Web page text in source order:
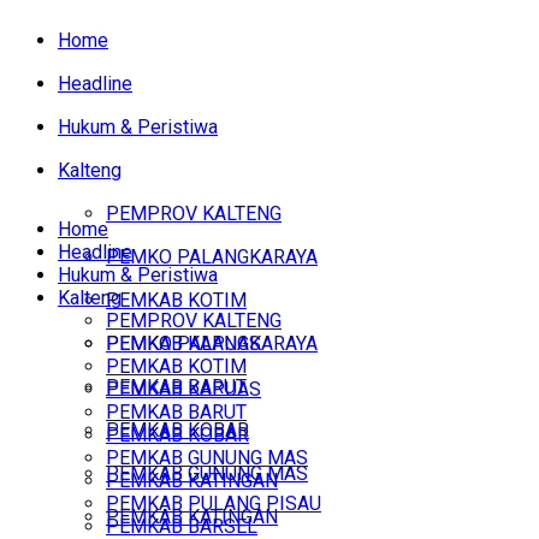
Home
Headline
Hukum & Peristiwa
Kalteng
PEMPROV KALTENG
PEMKO PALANGKARAYA
PEMKAB KOTIM
PEMKAB KAPUAS
PEMKAB BARUT
PEMKAB KOBAR
PEMKAB GUNUNG MAS
PEMKAB KATINGAN
Home
Headline
Hukum & Peristiwa
Kalteng
PEMPROV KALTENG
PEMKO PALANGKARAYA
PEMKAB KOTIM
PEMKAB KAPUAS
PEMKAB BARUT
PEMKAB KOBAR
PEMKAB GUNUNG MAS
PEMKAB KATINGAN
PEMKAB PULANG PISAU
PEMKAB BARSEL